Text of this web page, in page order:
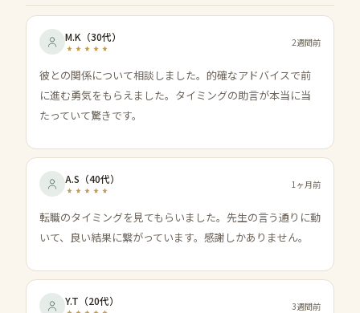
M.K （30代） 2週間前
彼との関係について相談しました。的確なアドバイスで前
に進む勇気をもらえました。タイミングの助言が本当に当
たっていて驚きです。
A.S （40代） 1ヶ月前
転職のタイミングを見てもらいました。先生の言う通りに動
いて、良い結果に繋がっています。感謝しかありません。
Y.T （20代） 3週間前